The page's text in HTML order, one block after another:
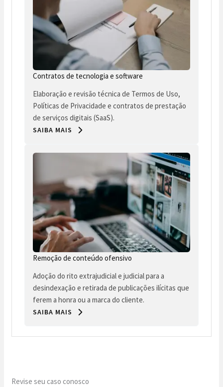
Contratos de tecnologia e software
Elaboração e revisão técnica de Termos de Uso,
Políticas de Privacidade e contratos de prestação
de serviços digitais (SaaS).
SAIBA MAIS
Remoção de conteúdo ofensivo
Adoção do rito extrajudicial e judicial para a
desindexação e retirada de publicações ilícitas que
ferem a honra ou a marca do cliente.
SAIBA MAIS
Revise seu caso conosco